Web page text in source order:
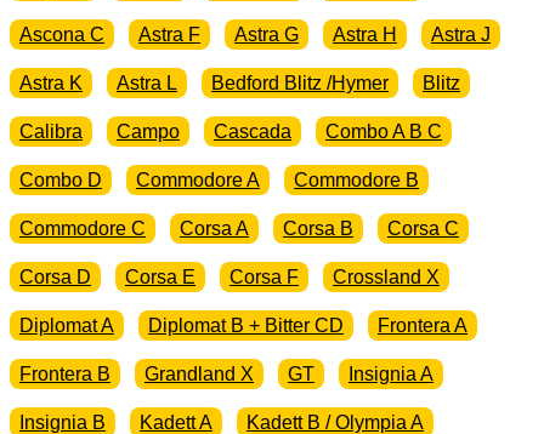
Ascona C Astra F Astra G Astra H Astra J
Astra K Astra L Bedford Blitz /Hymer Blitz
Calibra Campo Cascada Combo A B C
Combo D Commodore A Commodore B
Commodore C Corsa A Corsa B Corsa C
Corsa D Corsa E Corsa F Crossland X
Diplomat A Diplomat B + Bitter CD Frontera A
Frontera B Grandland X GT Insignia A
Insignia B Kadett A Kadett B / Olympia A